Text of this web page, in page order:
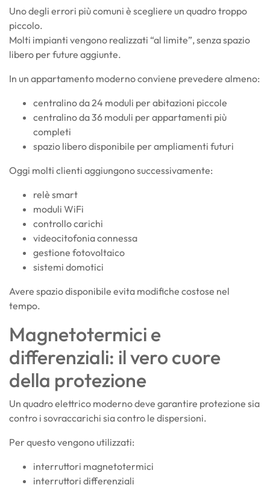
Uno degli errori più comuni è scegliere un quadro troppo
piccolo.
Molti impianti vengono realizzati “al limite”, senza spazio
libero per future aggiunte.
In un appartamento moderno conviene prevedere almeno:
centralino da 24 moduli per abitazioni piccole
centralino da 36 moduli per appartamenti più
completi
spazio libero disponibile per ampliamenti futuri
Oggi molti clienti aggiungono successivamente:
relè smart
moduli WiFi
controllo carichi
videocitofonia connessa
gestione fotovoltaico
sistemi domotici
Avere spazio disponibile evita modifiche costose nel
tempo.
Magnetotermici e
differenziali: il vero cuore
della protezione
Un quadro elettrico moderno deve garantire protezione sia
contro i sovraccarichi sia contro le dispersioni.
Per questo vengono utilizzati:
interruttori magnetotermici
interruttori differenziali